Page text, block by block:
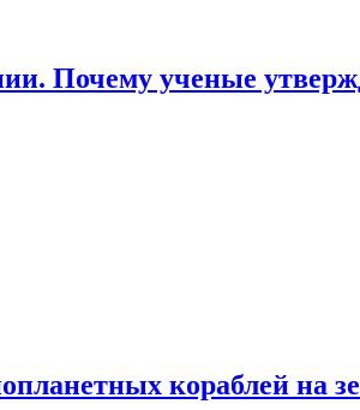
Почему ученые
кораблей на